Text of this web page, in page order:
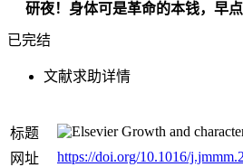
研夜！身体可是革命的本钱，早点
已完结
文献求助详情
标题
Growth and
网址
https://doi.org/10.1016/